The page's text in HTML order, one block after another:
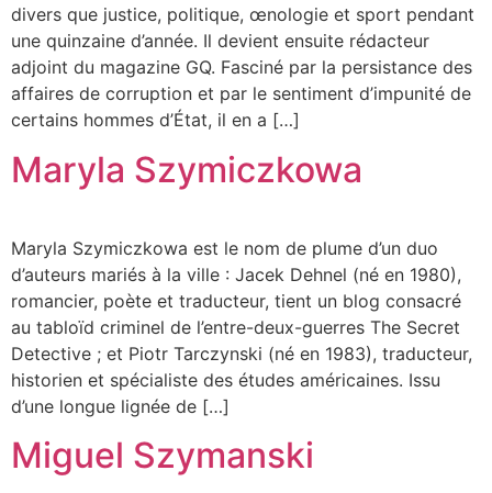
divers que justice, politique, œnologie et sport pendant
une quinzaine d’année. Il devient ensuite rédacteur
adjoint du magazine GQ. Fasciné par la persistance des
affaires de corruption et par le sentiment d’impunité de
certains hommes d’État, il en a […]
Maryla Szymiczkowa
Maryla Szymiczkowa est le nom de plume d’un duo
d’auteurs mariés à la ville : Jacek Dehnel (né en 1980),
romancier, poète et traducteur, tient un blog consacré
au tabloïd criminel de l’entre-deux-guerres The Secret
Detective ; et Piotr Tarczynski (né en 1983), traducteur,
historien et spécialiste des études américaines. Issu
d’une longue lignée de […]
Miguel Szymanski